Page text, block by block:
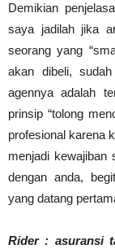
Demikian
saya jadilah jika
seorang yang
akan dibeli,
agennya adalah
prinsip “tolong
profesional karena
menjadi kewajiban
dengan anda,
yang datang
Rider : asuransi